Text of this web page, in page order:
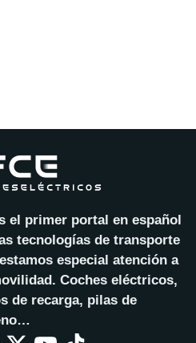
el primer portal en español
tecnologías de transporte
especial atención a
Coches eléctricos,
de recarga, pilas de